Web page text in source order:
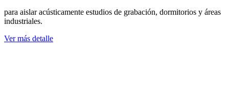
para aislar acústicamente estudios de grabación, dormitorios y áreas
industriales.
Ver más detalle